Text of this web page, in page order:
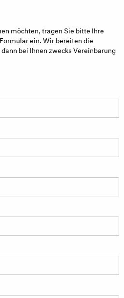
möchten, tragen Sie bitte Ihre
ein. Wir bereiten die
bei Ihnen zwecks Vereinbarung